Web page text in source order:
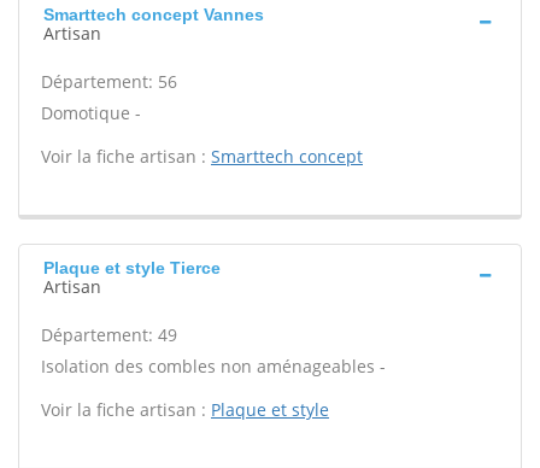
Smarttech concept Vannes
Artisan
Département: 56
Domotique -
Voir la fiche artisan : Smarttech concept
Plaque et style Tierce
Artisan
Département: 49
Isolation des combles non aménageables -
Voir la fiche artisan : Plaque et style